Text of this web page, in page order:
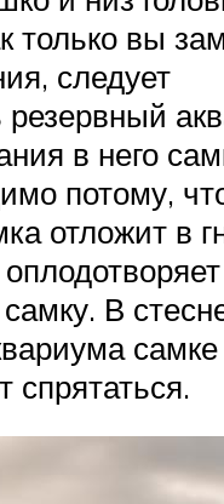
только вы
следует
резервный
в него
потому,
отложит в
самку. В
спрятаться.